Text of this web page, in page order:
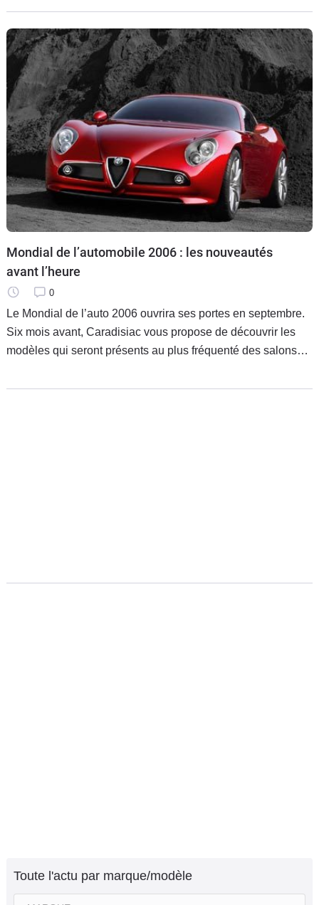
Mondial de l’automobile 2006 : les nouveautés
avant l’heure
0
Le Mondial de l’auto 2006 ouvrira ses portes en septembre.
Six mois avant, Caradisiac vous propose de découvrir les
modèles qui seront présents au plus fréquenté des salons
Toute l'actu par marque/modèle